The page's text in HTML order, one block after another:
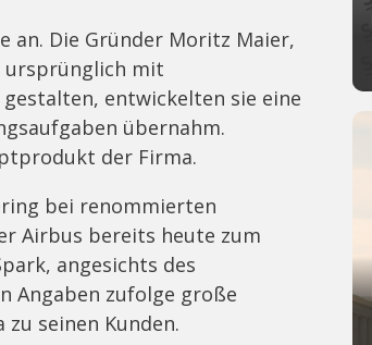
an. Die Gründer Moritz Maier,
ursprünglich mit
entwickelten sie eine
übernahm.
der Firma.
bei renommierten
Airbus bereits heute zum
angesichts des
Angaben zufolge große
seinen Kunden.